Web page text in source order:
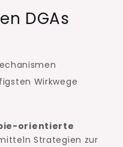
DGAs
Wirkwege
orientierte
Strategien zur